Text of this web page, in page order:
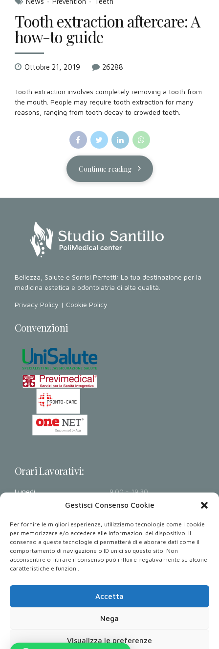
Gestisci Consenso Cookie
Per fornire le migliori esperienze, utilizziamo tecnologie come i cookie
per memorizzare e/o accedere alle informazioni del dispositivo. Il
consenso a queste tecnologie ci permetterà di elaborare dati come il
comportamento di navigazione o ID unici su questo sito. Non
acconsentire o ritirare il consenso può influire negativamente su alcune
caratteristiche e funzioni.
Accetta
Nega
Visualizza le preferenze
Tooth extraction aftercare: A
how-to guide
Ottobre 21, 2019 26288
Tooth extraction involves completely removing a tooth from
the mouth. People may require tooth extraction for many
reasons, ranging from tooth decay to crowded teeth.
Continue reading
Bellezza, Salute e Sorrisi Perfetti: La tua destinazione per la
medicina estetica e odontoiatria di alta qualità.
Privacy Policy | Cookie Policy
Convenzioni
Orari Lavorativi:
Lunedì
9.00 - 19.30
9.00 - 19.30
Giovedì
9.00 - 19.30
Venerdì
9.00 - 19.30
Sabato - Domenica
Chiusi
Dove Siamo: Via Armando Diaz 32, 80026 Casoria NA.
Performetrica S.r.l.